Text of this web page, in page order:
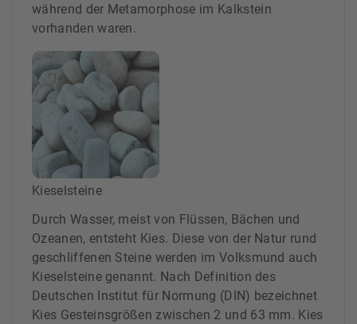
während der Metamorphose im Kalkstein
vorhanden waren.
Kieselsteine
Durch Wasser, meist von Flüssen, Bächen und
Ozeanen, entsteht Kies. Diese von der Natur rund
geschliffenen Steine werden im Volksmund auch
Kieselsteine genannt. Nach Definition des
Deutschen Institut für Normung (DIN) bezeichnet
Kies Gesteinsgrößen zwischen 2 und 63 mm. Kies